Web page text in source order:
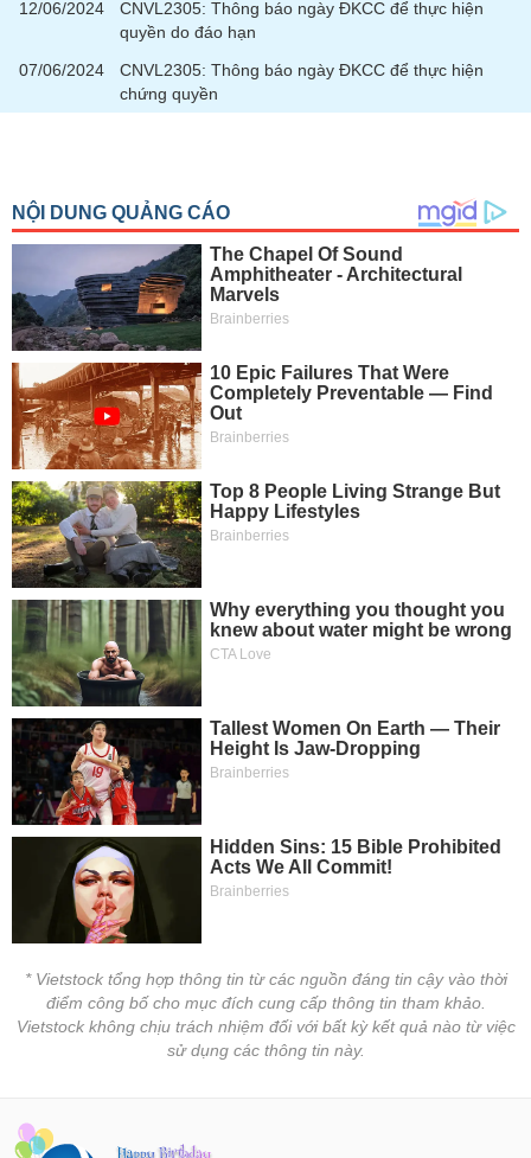
12/06/2024
CNVL2305: Thông báo ngày ĐKCC để thực hiện
quyền do đáo hạn
07/06/2024
CNVL2305: Thông báo ngày ĐKCC để thực hiện
chứng quyền
* Vietstock tổng hợp thông tin từ các nguồn đáng tin cậy vào thời
điểm công bố cho mục đích cung cấp thông tin tham khảo.
Vietstock không chịu trách nhiệm đối với bất kỳ kết quả nào từ việc
sử dụng các thông tin này.